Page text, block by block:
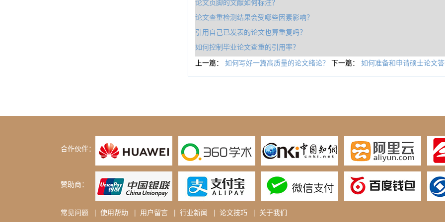
论文页脚的文献如何标注？
论文查重检测结果会受哪些因素影响？
引用自己已发表的论文也算重复吗？
如何控制毕业论文查重的引用率？
上一篇： 如何写好一篇高质量的论文绪论？ 下一篇： 如何准备和申请硕士论文
合作伙伴：
赞助商：
常见问题 | 使用帮助 | 用户留言 | 行业新闻 | 论文技巧 | 关于我们